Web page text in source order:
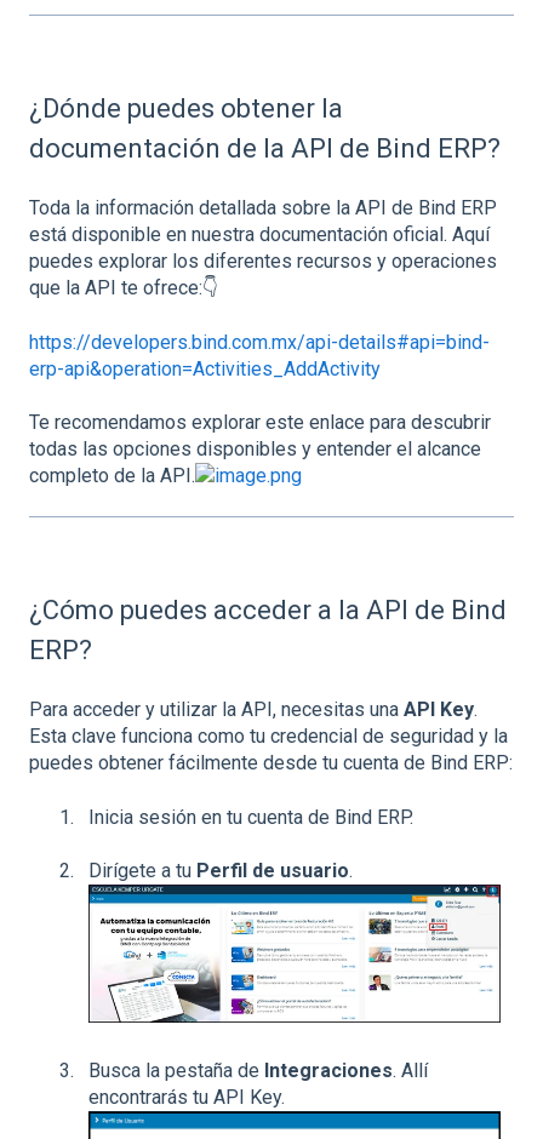
¿Dónde puedes obtener la
documentación de la API de Bind ERP?
Toda la información detallada sobre la API de Bind ERP
está disponible en nuestra documentación oficial. Aquí
puedes explorar los diferentes recursos y operaciones
que la API te ofrece:👇
https://developers.bind.com.mx/api-details#api=bind-
erp-api&operation=Activities_AddActivity
Te recomendamos explorar este enlace para descubrir
todas las opciones disponibles y entender el alcance
completo de la API.
¿Cómo puedes acceder a la API de Bind
ERP?
Para acceder y utilizar la API, necesitas una API Key.
Esta clave funciona como tu credencial de seguridad y la
puedes obtener fácilmente desde tu cuenta de Bind ERP:
Inicia sesión en tu cuenta de Bind ERP.
Dirígete a tu Perfil de usuario.
Busca la pestaña de Integraciones. Allí
encontrarás tu API Key.